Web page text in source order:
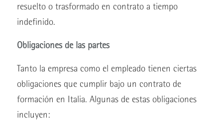
resuelto o trasformado en contrato a tiempo
indefinido.
Obligaciones de las partes
Tanto la empresa como el empleado tienen ciertas
obligaciones que cumplir bajo un contrato de
formación en Italia. Algunas de estas obligaciones
incluyen: